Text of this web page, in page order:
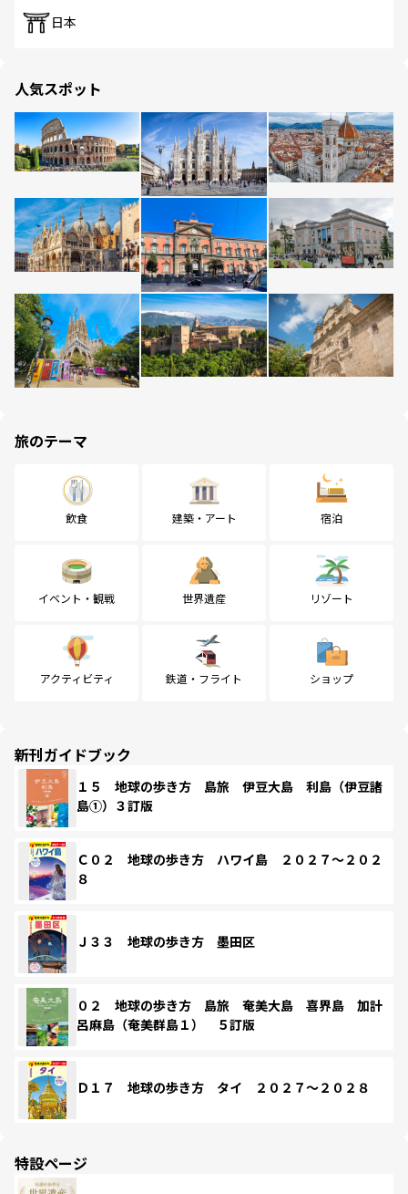
日本
人気スポット
旅のテーマ
飲食 建築・アート 宿泊
イベント・観戦 世界遺産 リゾート
アクティビティ 鉄道・フライト ショップ
新刊ガイドブック
１５ 地球の歩き方 島旅 伊豆大島 利島（伊豆諸
島①）３訂版
Ｃ０２ 地球の歩き方 ハワイ島 ２０２７～２０２
８
Ｊ３３ 地球の歩き方 墨田区
０２ 地球の歩き方 島旅 奄美大島 喜界島 加計
呂麻島（奄美群島１） ５訂版
Ｄ１７ 地球の歩き方 タイ ２０２７～２０２８
特設ページ